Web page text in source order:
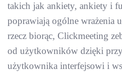
takich jak ankiety, ankiety i
poprawiają ogólne wrażenia
rzecz biorąc, Clickmeeting
od użytkowników dzięki
użytkownika interfejsowi i